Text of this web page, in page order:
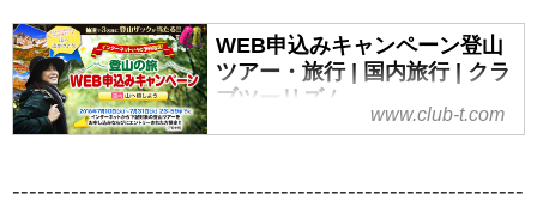
始めませんか！？ツアーの検索・
ご予約も簡単。
WEB申込みキャンペーン登山
ツアー・旅行 | 国内旅行 | クラ
ブツーリズム
WEB申込みキャンペーン登山ツア
ム！2018年7月10日～7月31日
www.club-t.com
-------------------------------------------------------------